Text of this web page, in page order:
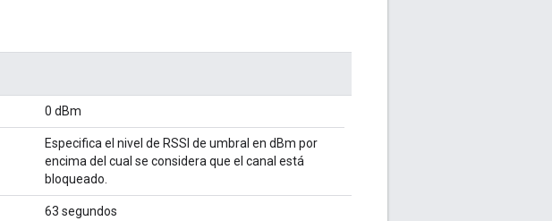
0 dBm
Especifica el nivel de RSSI de umbral en dBm por
encima del cual se considera que el canal está
bloqueado.
63 segundos